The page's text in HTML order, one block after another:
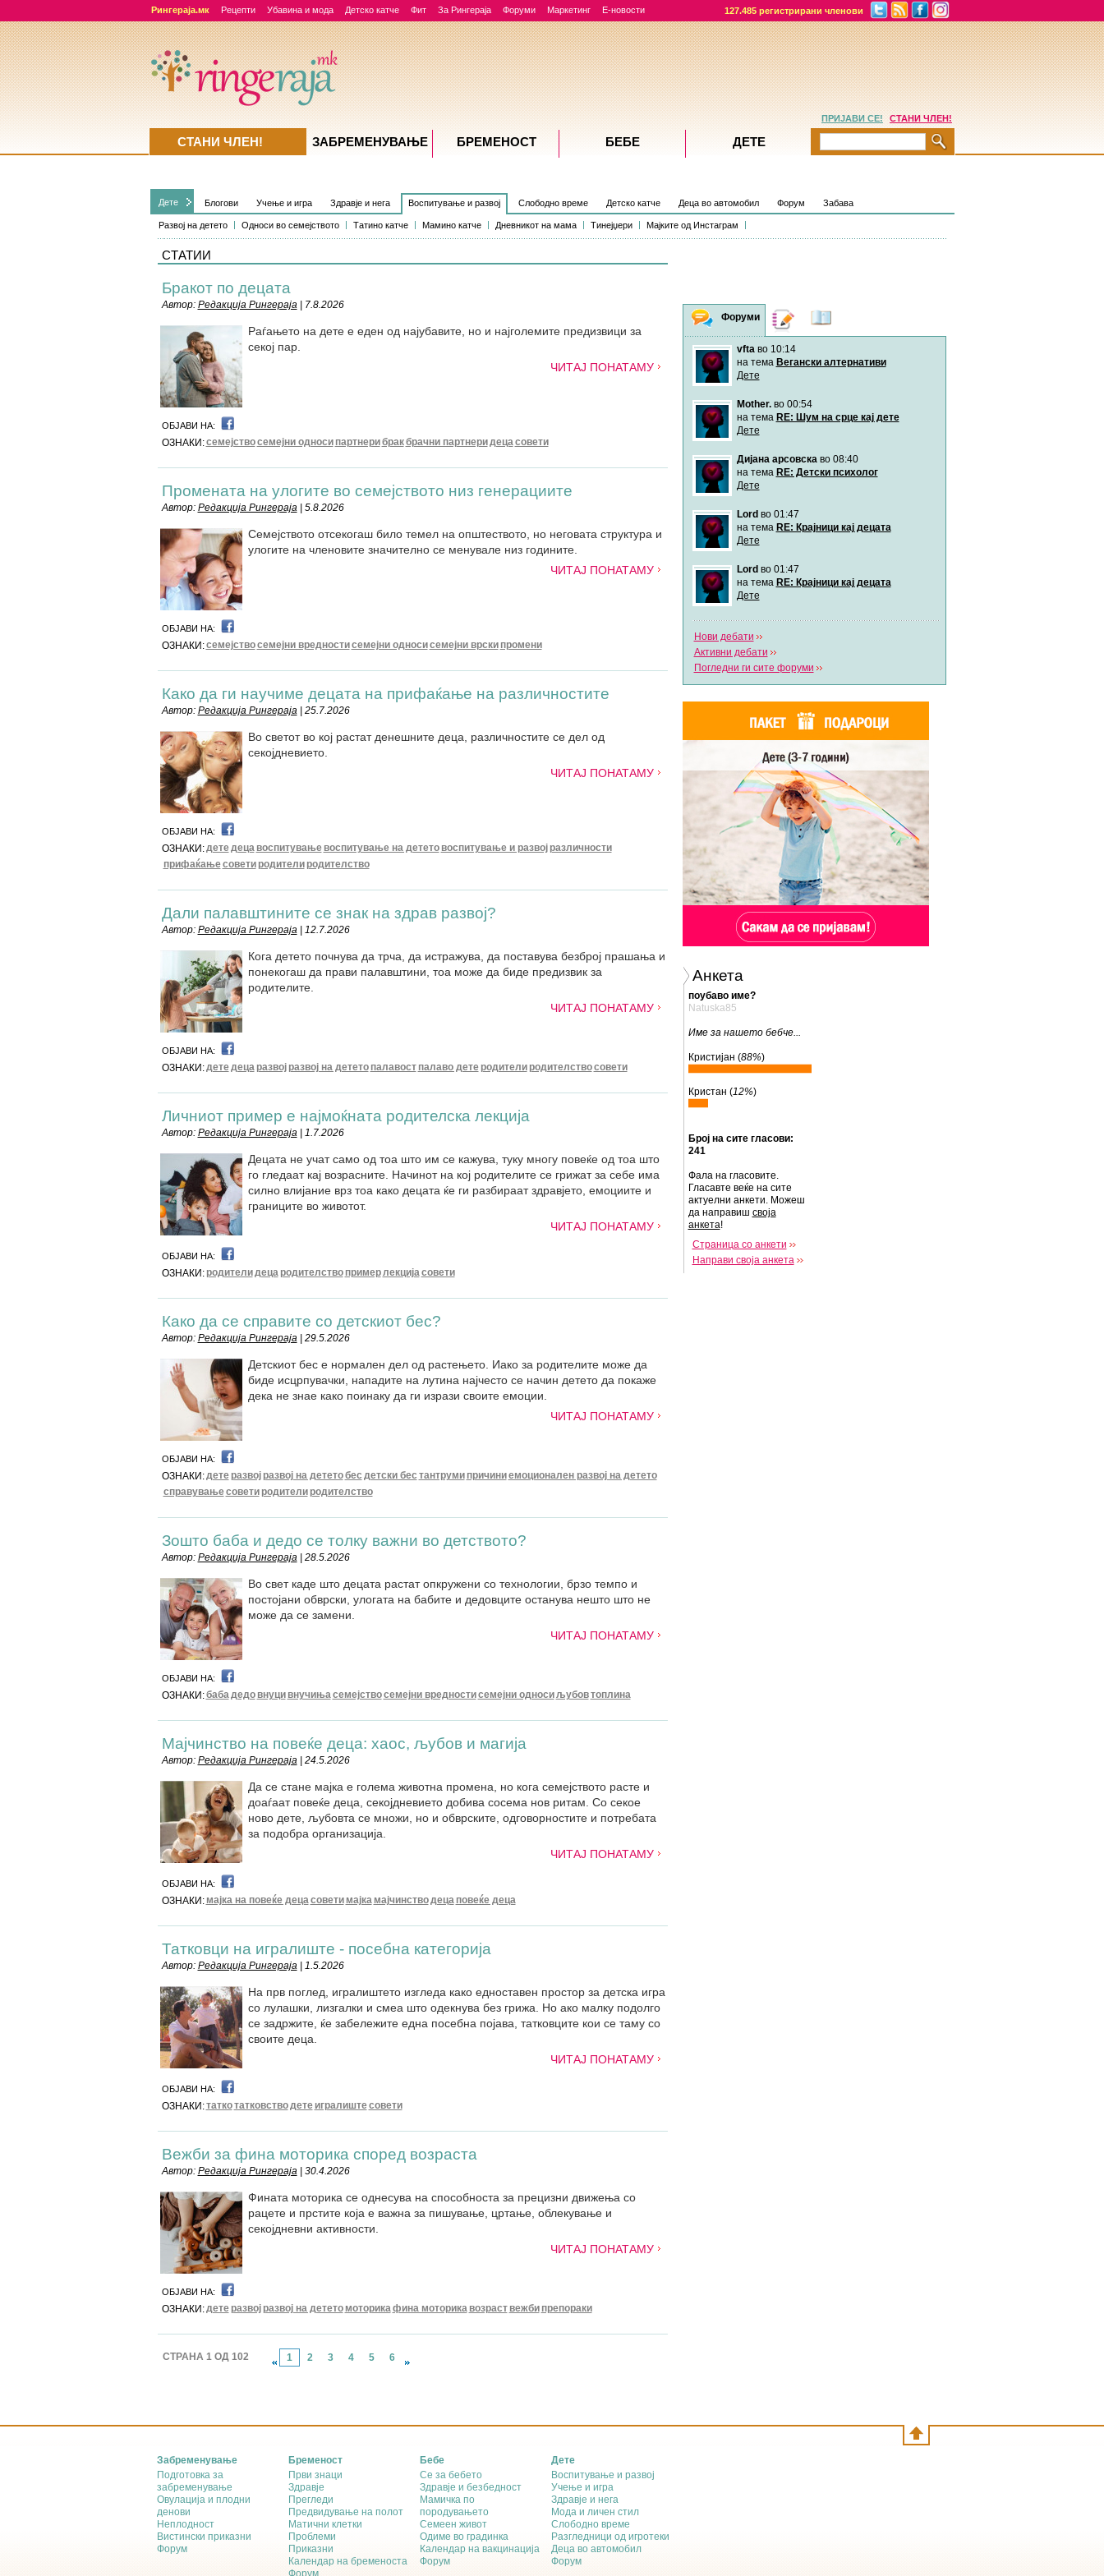
Рингераја.мк Рецепти Убавина и мода Детско катче Фит За Рингераја Форуми Маркетинг Е-новости 127.485 регистрирани членови
Дете Блогови Учење и игра Здравје и нега Воспитување и развој
Развој на детето Односи во семејството Татино катче Мамино катче Дневникот на мама Тинејџери Мајките од Инстаграм
Слободно време Детско катче Деца во автомобил Форум Забава
СТАТИИ
Бракот по децата
Автор: Редакција Рингераја| 7.8.2026
Раѓањето на дете е еден од најубавите, но и најголемите предизвици за
секој пар.
ЧИТАЈ ПОНАТАМУ
ОБЈАВИ НА:
ОЗНАКИ:семејствосемејни односи партнерибракбрачни партнеридецасовети
Промената на улогите во семејството низ генерациите
Автор: Редакција Рингераја| 5.8.2026
Семејството отсекогаш било темел на општеството, но неговата структура и
улогите на членовите значително се менувале низ годините.
ЧИТАЈ ПОНАТАМУ
ОБЈАВИ НА:
ОЗНАКИ:семејствосемејни вредностисемејни односисемејни врски промени
Како да ги научиме децата на прифаќање на различностите
Автор: Редакција Рингераја| 25.7.2026
Во светот во кој растат денешните деца, различностите се дел од
секојдневието.
ЧИТАЈ ПОНАТАМУ
ОБЈАВИ НА:
ОЗНАКИ:детедеца воспитување воспитување на детето воспитување и развој различности
прифаќањесовети родители родителство
Дали палавштините се знак на здрав развој?
Автор: Редакција Рингераја| 12.7.2026
Кога детето почнува да трча, да истражува, да поставува безброј прашања и
понекогаш да прави палавштини, тоа може да биде предизвик за
родителите.
ЧИТАЈ ПОНАТАМУ
ОБЈАВИ НА:
ОЗНАКИ:детедеца развој развој на детето палавост палаво дете родители родителствосовети
Личниот пример е најмоќната родителска лекција
Автор: Редакција Рингераја| 1.7.2026
Децата не учат само од тоа што им се кажува, туку многу повеќе од тоа што
го гледаат кај возрасните. Начинот на кој родителите се грижат за себе има
силно влијание врз тоа како децата ќе ги разбираат здравјето, емоциите и
границите во животот.
ЧИТАЈ ПОНАТАМУ
ОБЈАВИ НА:
ОЗНАКИ: родителидеца родителство примерлекцијасовети
Како да се справите со детскиот бес?
Автор: Редакција Рингераја| 29.5.2026
Детскиот бес е нормален дел од растењето. Иако за родителите може да
биде исцрпувачки, нападите на лутина најчесто се начин детето да покаже
дека не знае како поинаку да ги изрази своите емоции.
ЧИТАЈ ПОНАТАМУ
ОБЈАВИ НА:
ОЗНАКИ:дете развој развој на дететобес детски бес тантруми причиниемоционален развој на детето
справувањесовети родители родителство
Зошто баба и дедо се толку важни во детството?
Автор: Редакција Рингераја| 28.5.2026
Во свет каде што децата растат опкружени со технологии, брзо темпо и
постојани обврски, улогата на бабите и дедовците останува нешто што не
може да се замени.
ЧИТАЈ ПОНАТАМУ
ОБЈАВИ НА:
ОЗНАКИ:бабадедо внуци внучињасемејствосемејни вредностисемејни односиљубовтоплина
Мајчинство на повеќе деца: хаос, љубов и магија
Автор: Редакција Рингераја| 24.5.2026
Да се стане мајка е голема животна промена, но кога семејството расте и
доаѓаат повеќе деца, секојдневието добива сосема нов ритам. Со секое
ново дете, љубовта се множи, но и обврските, одговорностите и потребата
за подобра организација.
ЧИТАЈ ПОНАТАМУ
ОБЈАВИ НА:
ОЗНАКИ: мајка на повеќе децасовети мајка мајчинстводеца повеќе деца
Татковци на игралиште - посебна категорија
Автор: Редакција Рингераја| 1.5.2026
На прв поглед, игралиштето изгледа како едноставен простор за детска игра
со лулашки, лизгалки и смеа што одекнува без грижа. Но ако малку подолго
се задржите, ќе забележите една посебна појава, татковците кои се таму со
своите деца.
ЧИТАЈ ПОНАТАМУ
ОБЈАВИ НА:
ОЗНАКИ:таткотатковстводете игралиштесовети
Вежби за фина моторика според возраста
Автор: Редакција Рингераја| 30.4.2026
Фината моторика се однесува на способноста за прецизни движења со
рацете и прстите која е важна за пишување, цртање, облекување и
секојдневни активности.
ЧИТАЈ ПОНАТАМУ
ОБЈАВИ НА:
ОЗНАКИ:дете развој развој на детето моторикафина моторика возраст вежби препораки
СТРАНА 1 ОД 102 1 2 3 4 5 6
Форуми Дневници
vftaво 10:14
на тема Вегански алтернативи
Дете
Mother.во 00:54
на тема RE: Шум на срце кај дете
Дете
Дијана арсовскаво 08:40
на тема RE: Детски психолог
Дете
Lord во 01:47
на тема RE: Крајници кај децата
Дете
Lord во 01:47
на тема RE: Крајници кај децата
Дете
Нови дебати
Активни дебати
Погледни ги сите форуми
Анкета
поубаво име?
Natuska85
Име за нашето бебче...
Кристијан (88%)
Кристан (12%)
Број на сите гласови:
241
Фала на гласовите.
Гласавте веќе на сите
актуелни анкети. Можеш
да направиш своја
анкета!
Страница со анкети
Направи своја анкета
ПРИЈАВИ СЕ! СТАНИ ЧЛЕН!
СТАНИ ЧЛЕН! ЗАБРЕМЕНУВАЊE БРЕМЕНОСТ БЕБЕ ДЕТЕ
Забременување
Подготовка за
забременување
Овулација и плодни
денови
Неплодност
Вистински приказни
Форум
Бременост
Први знаци
Здравје
Прегледи
Предвидување на полот
Матични клетки
Проблеми
Приказни
Календар на бременоста
Форум
Бебе
Се за бебето
Здравје и безбедност
Мамичка по
породувањето
Семеен живот
Одиме во градинка
Календар на вакцинација
Форум
Дете
Воспитување и развој
Учење и игра
Здравје и нега
Мода и личен стил
Слободно време
Разгледници од игротеки
Деца во автомобил
Форум